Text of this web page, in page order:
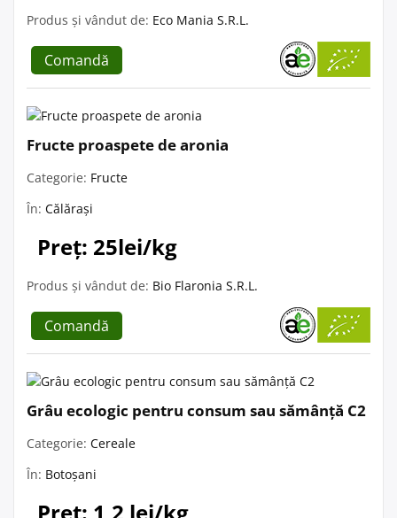
Produs și vândut de: Eco Mania S.R.L.
Comandă
Fructe proaspete de aronia
Categorie: Fructe
În: Călărași
Preț: 25lei/kg
Produs și vândut de: Bio Flaronia S.R.L.
Comandă
Grâu ecologic pentru consum sau sămânță C2
Categorie: Cereale
În: Botoșani
Preț: 1,2 lei/kg